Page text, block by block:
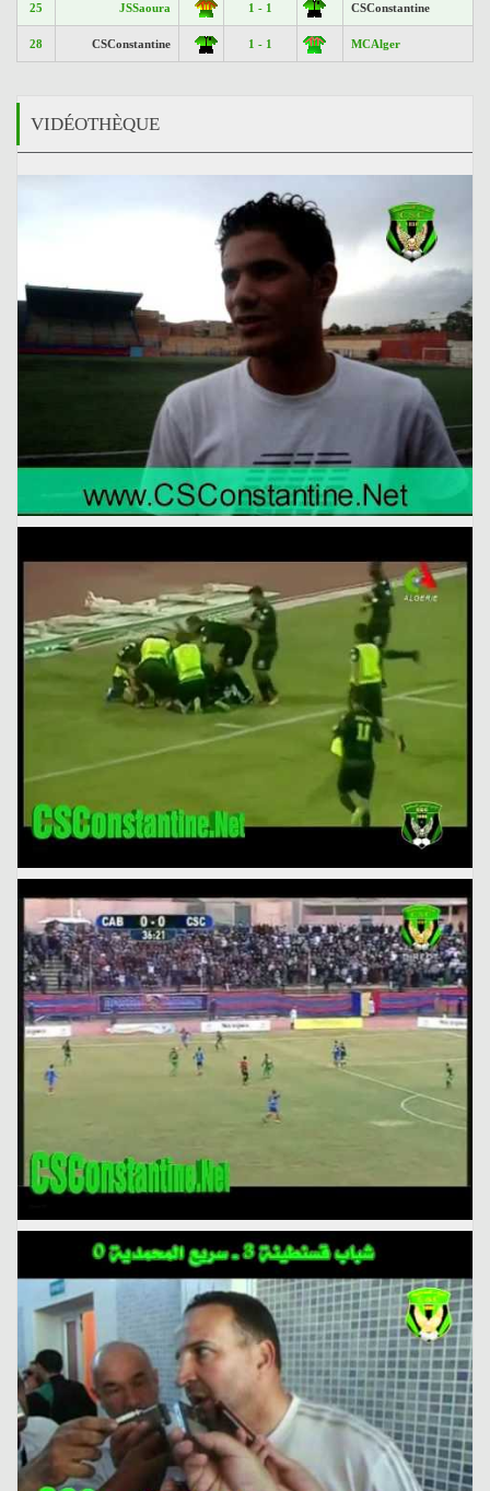
25 JSSaoura 1 - 1 CSConstantine
28 CSConstantine 1 - 1 MCAlger
VIDÉOTHÈQUE